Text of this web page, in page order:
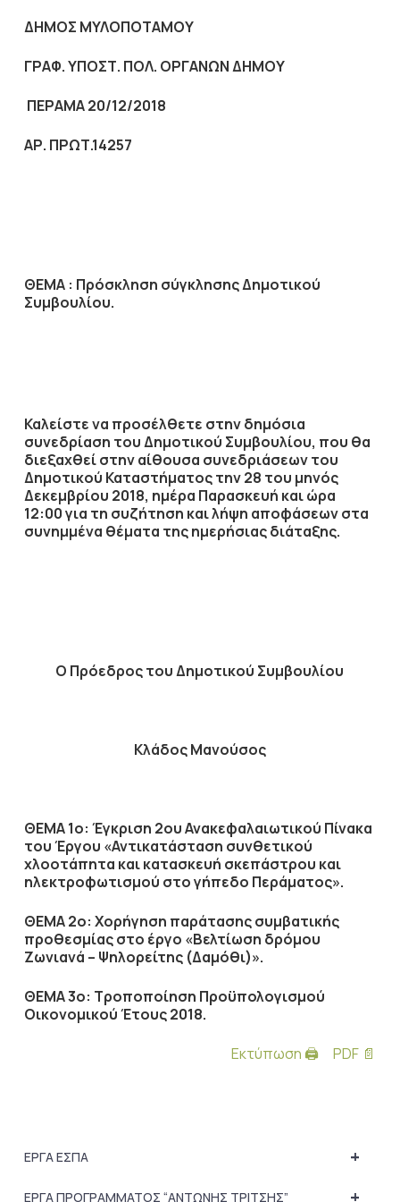
ΔΗΜΟΣ ΜΥΛΟΠΟΤΑΜΟΥ
ΓΡΑΦ. ΥΠΟΣΤ. ΠΟΛ. ΟΡΓΑΝΩΝ ΔΗΜΟΥ
ΠΕΡΑΜΑ 20/12/2018
ΑΡ. ΠΡΩΤ.14257
ΘΕΜΑ : Πρόσκληση σύγκλησης Δημοτικού
Συμβουλίου.
Καλείστε να προσέλθετε στην δημόσια
συνεδρίαση του Δημοτικού Συμβουλίου, που θα
διεξαχθεί στην αίθουσα συνεδριάσεων του
Δημοτικού Καταστήματος την28 του μηνός
Δεκεμβρίου 2018, ημέρα Παρασκευή και ώρα
12:00για τη συζήτηση και λήψη αποφάσεων στα
συνημμένα θέματα της ημερήσιας διάταξης.
Ο Πρόεδρος του Δημοτικού Συμβουλίου
Κλάδος Μανούσος
ΘΕΜΑ 1ο: Έγκριση 2ου Ανακεφαλαιωτικού Πίνακα
του Έργου «Αντικατάσταση συνθετικού
χλοοτάπητα και κατασκευή σκεπάστρου και
ηλεκτροφωτισμού στο γήπεδο Περάματος».
ΘΕΜΑ 2ο: Χορήγηση παράτασης συμβατικής
προθεσμίας στο έργο «Βελτίωση δρόμου
Ζωνιανά – Ψηλορείτης (Δαμόθι)».
ΘΕΜΑ 3ο: Τροποποίηση Προϋπολογισμού
Οικονομικού Έτους 2018.
Εκτύπωση 🖨
PDF 📄
+
ΕΡΓΑ ΕΣΠΑ
+
ΕΡΓΑ ΠΡΟΓΡΑΜΜΑΤΟΣ “ΑΝΤΩΝΗΣ ΤΡΙΤΣΗΣ”